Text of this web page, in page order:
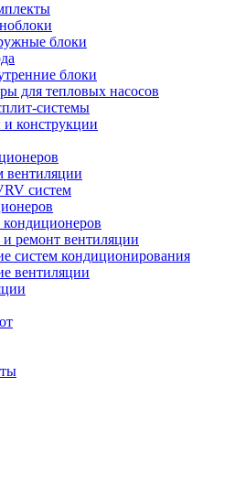
блоки
блоки
для тепловых насосов
системы
конструкции
вентиляции
систем
ремонт вентиляции
систем кондиционирования
вентиляции